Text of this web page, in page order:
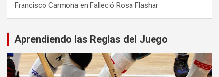
Francisco Carmona en Falleció Rosa Flashar
Aprendiendo las Reglas del Juego